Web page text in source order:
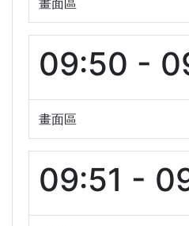
畫面區
09:50 -
畫面區
09:51 -